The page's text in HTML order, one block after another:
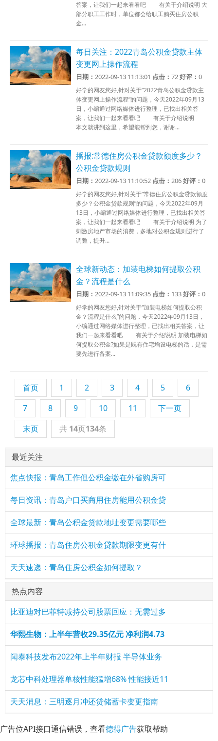
答案，让我们一起来看看吧 有关于介绍说明 大
部分职工工作时，单位都会给职工购买住房公积
金...
每日关注：2022青岛公积金贷款主体
变更网上操作流程
日期：2022-09-13 11:13:01 点击：72好评：0
好学的网友您好,针对关于“2022青岛公积金贷款主
体变更网上操作流程”的问题，今天2022年09月13
日，小编通过网络媒体进行整理，已找出相关答
案，让我们一起来看看吧 有关于介绍说明
本文就讲到这里，希望能帮到您，谢谢...
播报:常德住房公积金贷款额度多少？
公积金贷款规则
日期：2022-09-13 11:10:52 点击：206好评：0
好学的网友您好,针对关于“常德住房公积金贷款额度
多少？公积金贷款规则”的问题，今天2022年09月
13日，小编通过网络媒体进行整理，已找出相关答
案，让我们一起来看看吧 有关于介绍说明 为了
刺激房地产市场的消费，多地对公积金规则进行了
调整，提升...
全球新动态：加装电梯如何提取公积
金？流程是什么
日期：2022-09-13 11:09:35 点击： 133好评：0
好学的网友您好,针对关于“加装电梯如何提取公积
金？流程是什么”的问题，今天2022年09月13日，
小编通过网络媒体进行整理，已找出相关答案，让
我们一起来看看吧 有关于介绍说明 加装电梯如
何提取公积金?如果是既有住宅增设电梯的话，是需
要先进行备案...
首页 1 2 3 4 5
6
7
8 9 10 11
下一页
末页
共 14页134条
最近关注
焦点快报：青岛工作但公积金缴在外省购房可
每日资讯：青岛户口买商用住房能用公积金贷
全球最新：青岛公积金贷款地址变更需要哪些
环球播报：青岛住房公积金贷款期限变更有什
天天速递：青岛住房公积金如何提取？
热点内容
比亚迪对巴菲特减持公司股票回应：无需过多
华熙生物：上半年营收29.35亿元 净利润4.73
闻泰科技发布2022年上半年财报 半导体业务
龙芯中科处理器单核性能猛增68% 性能接近11
天天消息：三明逐月冲还贷储蓄卡变更指南
广告位API接口通信错误，查看德得广告获取帮助